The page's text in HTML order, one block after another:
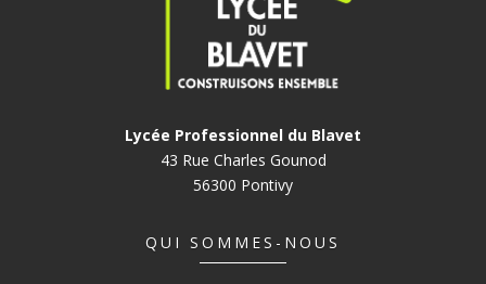
Lycée Professionnel du Blavet
43 Rue Charles Gounod
56300 Pontivy
QUI SOMMES-NOUS